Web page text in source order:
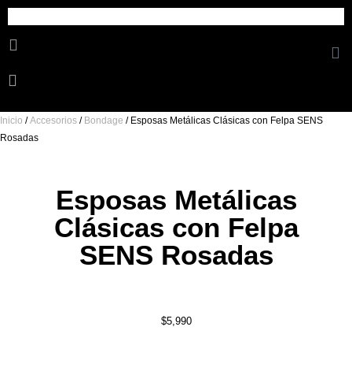
Inicio /Accesorios / Bondage / Esposas Metálicas Clásicas con Felpa SENS
Rosadas
Esposas Metálicas
Clásicas con Felpa
SENS Rosadas
$5,990